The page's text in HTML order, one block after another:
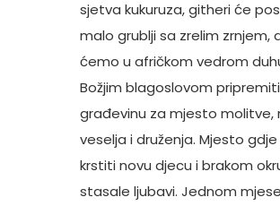
sjetva kukuruza, githeri će
malo grublji sa zrelim zrnjem,
ćemo u afričkom vedrom
Božjim blagoslovom
građevinu za mjesto molitve,
veselja i druženja. Mjesto
krstiti novu djecu i brakom
stasale ljubavi. Jednom